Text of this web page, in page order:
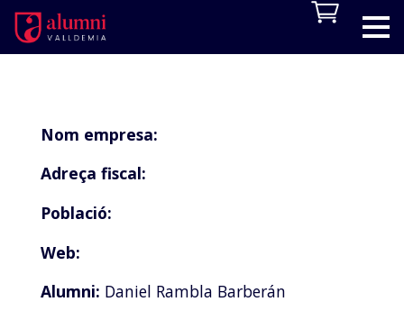
Nom empresa:
Adreça fiscal:
Població:
Web:
Alumni: Daniel Rambla Barberán